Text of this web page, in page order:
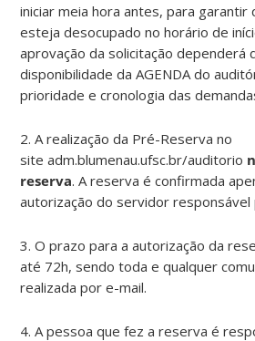
iniciar meia hora antes, para garantir
esteja desocupado no horário de
aprovação da solicitação dependerá
disponibilidade da AGENDA do
prioridade e cronologia das
2. A realização da Pré-Reserva no
siteadm.blumenau.ufsc.br/auditorio
reserva. A reserva é confirmada
autorização do servidor responsável
3. O prazo para a autorização da
até 72h, sendo toda e qualquer
realizada por e-mail.
4. A pessoa que fez a reserva é